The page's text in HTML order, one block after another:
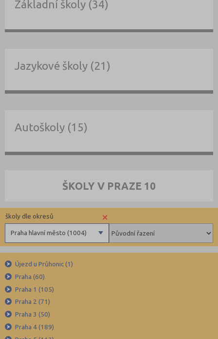
Základní školy (34)
Jazykové školy (21)
Autoškoly (15)
ŠKOLY V PRAZE 10
×
Praha hlavní město (1004)
školy dle okresů
Beroun (85)
Blansko (88)
Brno-město (317)
Brno-venkov (149)
Bruntál (73)
Újezd u Průhonic (1)
Praha (60)
Praha 1 (105)
Praha 2 (71)
Praha 3 (50)
Praha 4 (189)